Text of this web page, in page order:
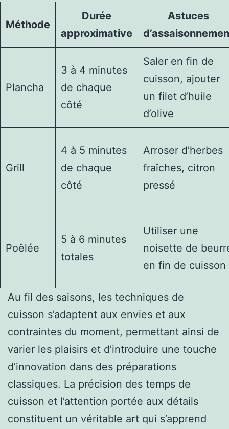
Méthode
Durée
approximative
Astuces
Plancha
3 à 4 minutes
de chaque
côté
Saler en fin de
cuisson, ajouter
un filet d’huile
d’olive
Grill
4 à 5 minutes
de chaque
côté
Arroser d’herbes
fraîches, citron
pressé
Poêlée
5 à 6 minutes
totales
Utiliser une
noisette de
en fin de cuisson
Au fil des saisons, les techniques de
cuisson s’adaptent aux envies et aux
contraintes du moment, permettant ainsi de
varier les plaisirs et d’introduire une touche
d’innovation dans des préparations
classiques. La précision des temps de
cuisson et l’attention portée aux détails
constituent un véritable art qui s’apprend